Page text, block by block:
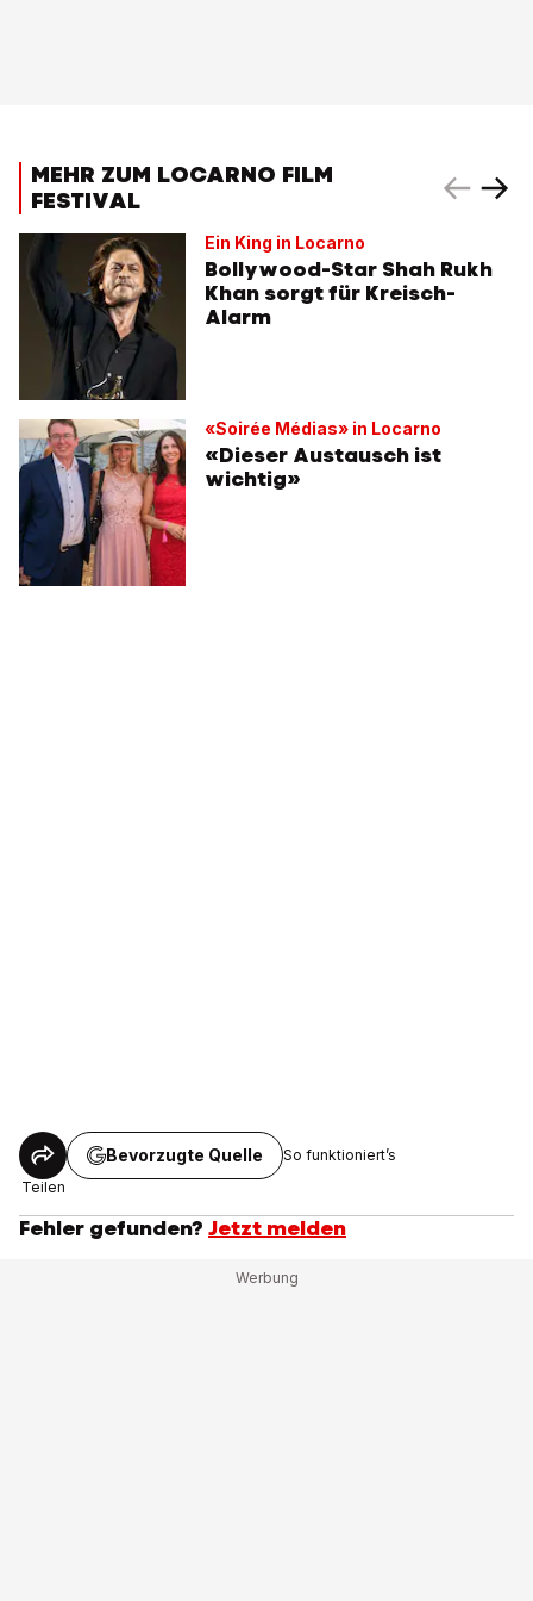
MEHR ZUM LOCARNO FILM
FESTIVAL
Ein King in Locarno
Bollywood-Star Shah Rukh
Khan sorgt für Kreisch-
Alarm
«Soirée Médias» in Locarno
«Dieser Austausch ist
wichtig»
Teilen
Bevorzugte Quelle So funktioniert’s
Fehler gefunden? Jetzt melden